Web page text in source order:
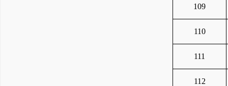
109
110
111
112